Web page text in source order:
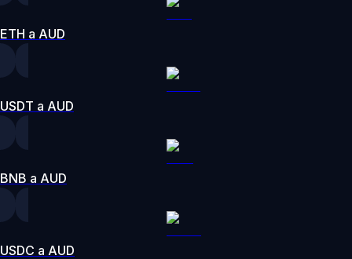
ETH a AUD
USDT a AUD
BNB a AUD
USDC a AUD